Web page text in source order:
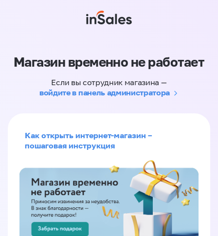
Магазин временно не работает
Если вы сотрудник магазина —
войдите в панель администратора
Как открыть интернет-магазин –
пошаговая инструкция